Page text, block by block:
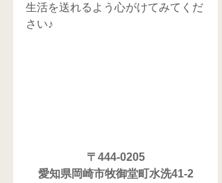
生活を送れるよう心がけてみてくだ
さい♪
〒444-0205
愛知県岡崎市牧御堂町水洗41-2